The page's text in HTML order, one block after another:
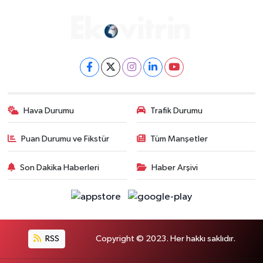
Hava Durumu Trafik Durumu
Puan Durumu ve Fikstür Tüm Manşetler
Son Dakika Haberleri Haber Arşivi
RSS Copyright © 2023. Her hakkı saklıdır.